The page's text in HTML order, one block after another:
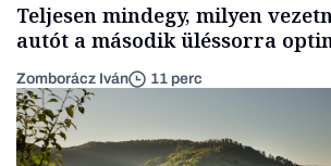
Teljesen mindegy, milyen
autót a második üléssorra
Zomborácz Iván 11 perc